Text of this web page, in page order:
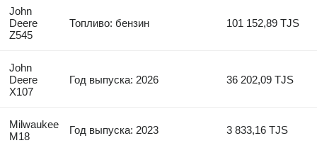
John
Deere
Z545
Топливо: бензин 101 152,89 TJS
John
Deere
X107
Год выпуска: 2026 36 202,09 TJS
Milwaukee
M18
Год выпуска: 2023 3 833,16 TJS